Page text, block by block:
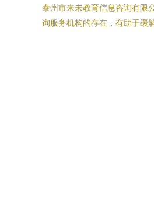
泰州市来未教育信息咨询有限
询服务机构的存在，有助于缓